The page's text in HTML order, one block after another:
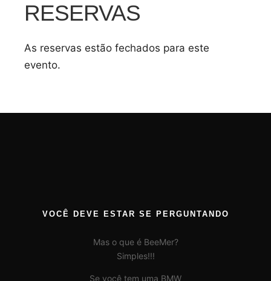
RESERVAS
As reservas estão fechados para este
evento.
VOCÊ DEVE ESTAR SE PERGUNTANDO
Mas o que é BeeMer?
Simples!!!
Se você tem uma BMW